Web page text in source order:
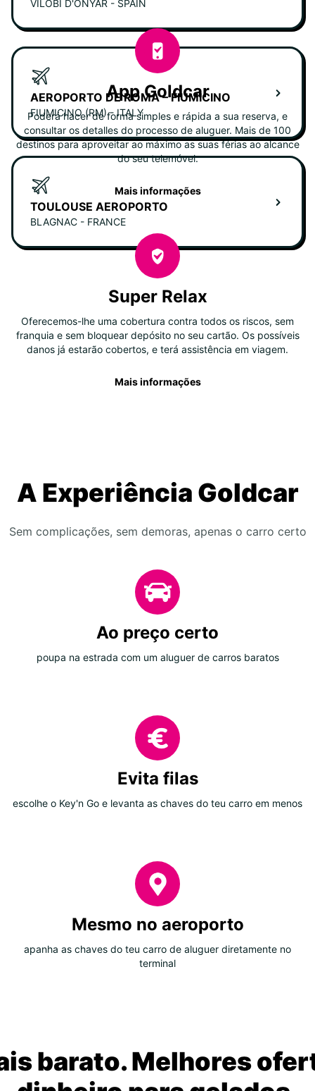
VILOBÍ D'ONYAR - SPAIN
AEROPORTO DE ROMA – FIUMICINO
FIUMICINO (RM) - ITALY
TOULOUSE AEROPORTO
BLAGNAC - FRANCE
App Goldcar
Poderá hacer de forma simples e rápida a sua reserva, e
consultar os detalles do processo de aluguer. Mais de 100
destinos para aproveitar ao máximo as suas férias ao alcance
do seu telemóvel.
Mais informações
Super Relax
Oferecemos-lhe uma cobertura contra todos os riscos, sem
franquia e sem bloquear depósito no seu cartão. Os possíveis
danos já estarão cobertos, e terá assistência em viagem.
Mais informações
A Experiência Goldcar
Sem complicações, sem demoras, apenas o carro certo
Ao preço certo
poupa na estrada com um aluguer de carros baratos
Evita filas
escolhe o Key'n Go e levanta as chaves do teu carro em menos
Mesmo no aeroporto
apanha as chaves do teu carro de aluguer diretamente no
terminal
barato. Melhores